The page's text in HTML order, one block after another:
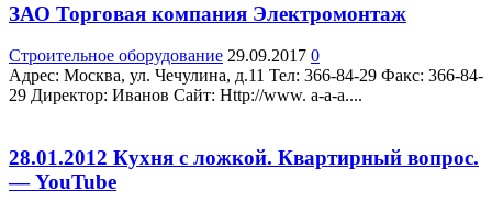
ЗАО Торговая компания Электромонтаж
Строительное оборудование 29.09.2017 0
Адрес: Москва, ул. Чечулина, д.11 Teл: 366-84-29 Факс: 366-84-
29 Директор: Иванов Сайт: Http://www. a-a-a....
28.01.2012 Кухня с ложкой. Квартирный вопрос.
— YouTube